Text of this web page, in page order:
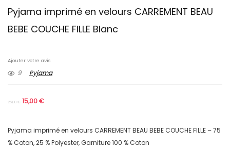
Pyjama imprimé en velours CARREMENT BEAU
BEBE COUCHE FILLE Blanc
Ajouter votre avis
9 Pyjama
25,00€ 15,00€
Pyjama imprimé en velours CARREMENT BEAU BEBE COUCHE FILLE – 75
% Coton, 25 % Polyester, Garniture 100 % Coton